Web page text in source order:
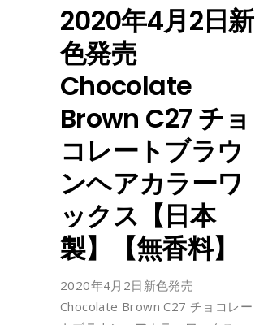
2020年4月2日新
色発売
Chocolate
Brown C27 チョ
コレートブラウ
ンヘアカラーワ
ックス【日本
製】【無香料】
2020年4月2日新色発売
Chocolate Brown C27 チョコレー